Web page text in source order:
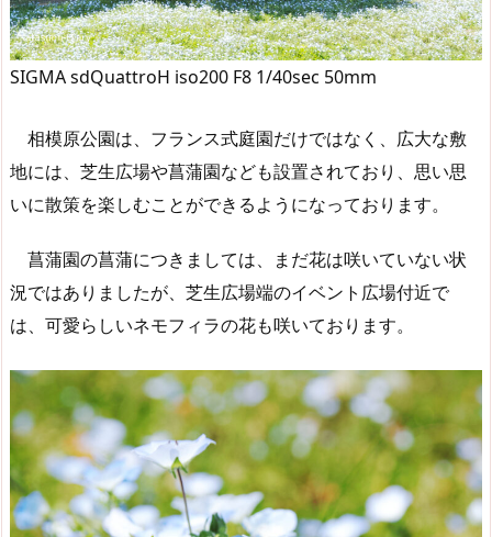
SIGMA sdQuattroH iso200 F8 1/40sec 50mm
相模原公園は、フランス式庭園だけではなく、広大な敷
地には、芝生広場や菖蒲園なども設置されており、思い思
いに散策を楽しむことができるようになっております。
菖蒲園の菖蒲につきましては、まだ花は咲いていない状
況ではありましたが、芝生広場端のイベント広場付近で
は、可愛らしいネモフィラの花も咲いております。